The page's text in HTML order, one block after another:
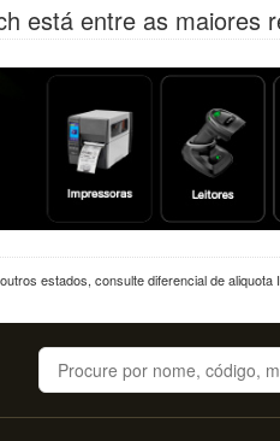
está entre as maiores
estados, consulte diferencial de
Buscar